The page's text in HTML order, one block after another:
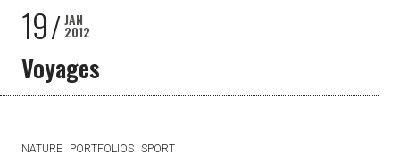
19 JAN
2012
Voyages
NATURE PORTFOLIOS SPORT